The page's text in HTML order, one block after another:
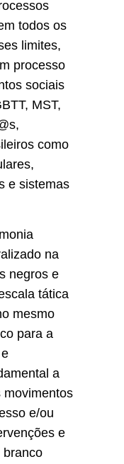
todos os
limites,
processo
sociais
MST,
como
e sistemas
na
negros e
tática
mesmo
para a
a
movimentos
e/ou
e
branco